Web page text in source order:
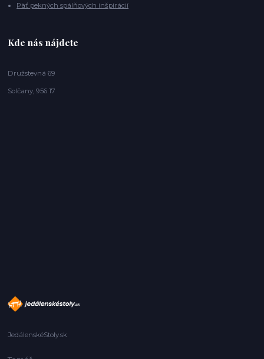
Päť pekných spálňových inšpirácií
Kde nás nájdete
Družstevná 69
Solčany, 956 17
JedálenskéStoly.sk